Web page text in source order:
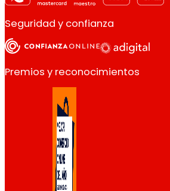
Seguridad y confianza
Premios y reconocimientos